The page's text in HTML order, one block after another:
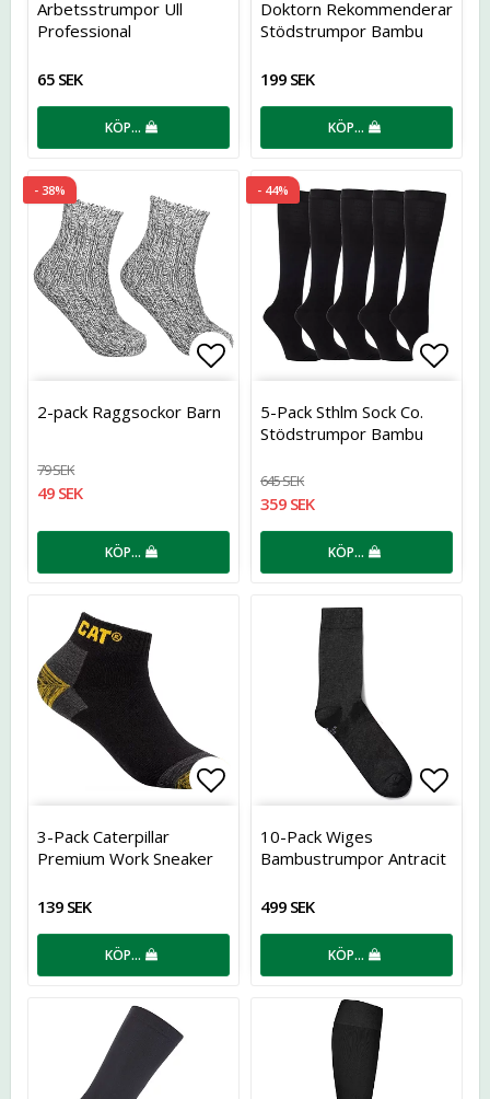
Arbetsstrumpor Ull
Professional
65 SEK
KÖP…
Doktorn Rekommenderar
Stödstrumpor Bambu
199 SEK
KÖP…
- 38%
Lägg till i favoritlistan
2-pack Raggsockor Barn
79 SEK
49 SEK
KÖP…
- 44%
5-Pack Sthlm Sock Co.
Stödstrumpor Bambu
645 SEK
359 SEK
KÖP…
Lägg till i favoritlistan
3-Pack Caterpillar
Premium Work Sneaker
139 SEK
KÖP…
10-Pack Wiges
Bambustrumpor Antracit
499 SEK
KÖP…